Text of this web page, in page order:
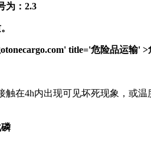
为：2.3
4h内出现可见坏死现象，或温